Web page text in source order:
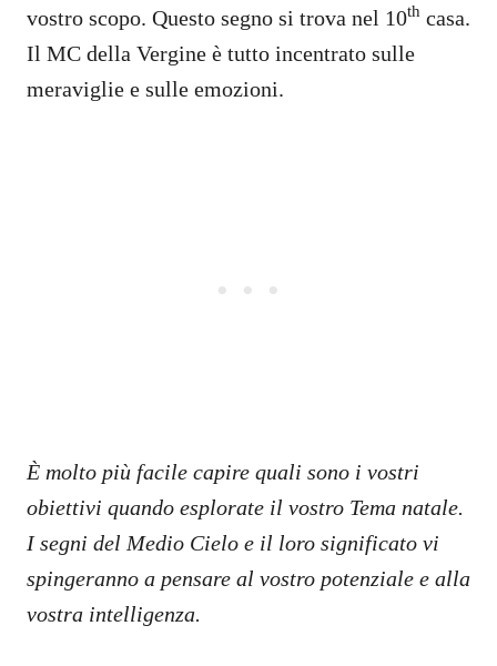
vostro scopo. Questo segno si trova nel 10th casa.
Il MC della Vergine è tutto incentrato sulle
meraviglie e sulle emozioni.
È molto più facile capire quali sono i vostri
obiettivi quando esplorate il vostro Tema natale.
I segni del Medio Cielo e il loro significato vi
spingeranno a pensare al vostro potenziale e alla
vostra intelligenza.